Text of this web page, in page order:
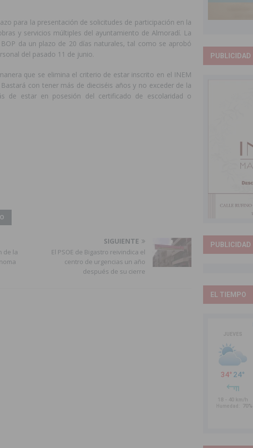
del Festival ManIAC Test 2026
SAN
con un arma de fuego en la vía pública
de Disfraces y Carrozas de las Fiestas
el último plazo de matriculación para el
de Pilar de la Horadada 2026
culturales y de aventura
para la presentación de solicitudes de participación en la
y servicios múltiples del ayuntamiento de Almoradí. La
da un plazo de 20 días naturales, tal como se aprobó
del pasado 11 de junio.
que se elimina el criterio de estar inscrito en el INEM
con tener más de dieciséis años y no exceder de la
de estar en posesión del certificado de escolaridad o
de la
SIGUIENTE
El PSOE de Bigastro reivindica el
centro de urgencias un año
después de su cierre
PUBLICIDAD
PUBLICIDAD
EL TIEMPO